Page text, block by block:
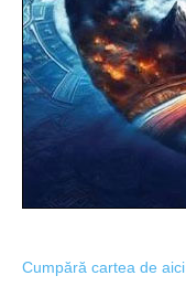
Cumpără cartea de aici